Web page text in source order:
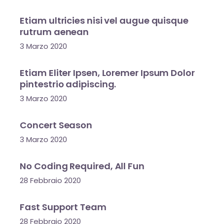
Etiam ultricies nisi vel augue quisque
rutrum aenean
3 Marzo 2020
Etiam Eliter Ipsen, Loremer Ipsum Dolor
pintestrio adipiscing.
3 Marzo 2020
Concert Season
3 Marzo 2020
No Coding Required, All Fun
28 Febbraio 2020
Fast Support Team
28 Febbraio 2020